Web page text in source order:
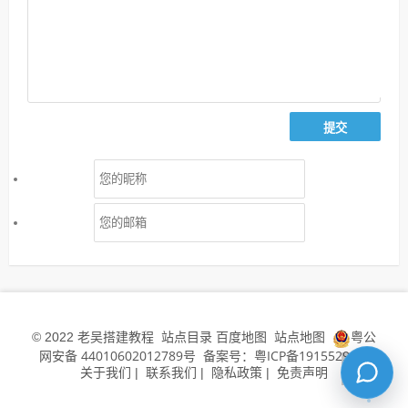
© 2022 老吴搭建教程 站点目录 百度地图 站点地图
粤公
网安备 44010602012789号 备案号：粤ICP备19155294号
关于我们 | 联系我们 | 隐私政策 | 免责声明